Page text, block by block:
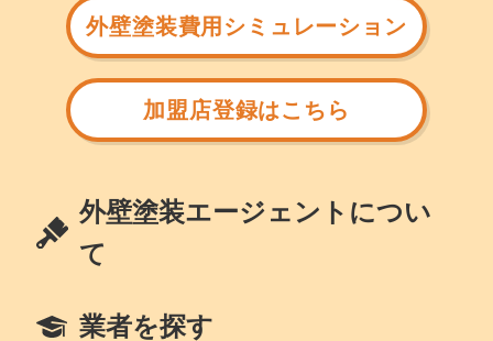
外壁塗装費用シミュレーション
加盟店登録はこちら
外壁塗装エージェントについ
て
業者を探す